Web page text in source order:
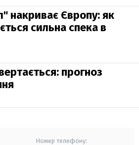
накриває Європу: як
сильна спека в
прогноз
Номер телефону: